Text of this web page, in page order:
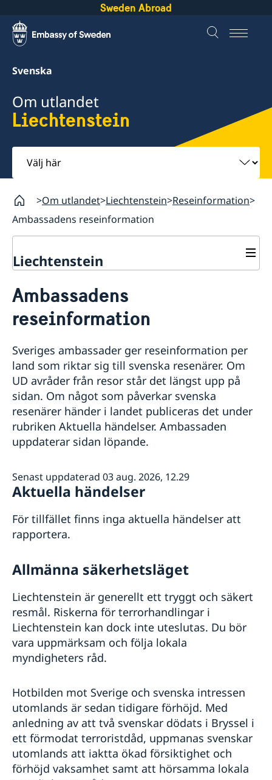
Sweden Abroad
Svenska
Om utlandet
Liechtenstein
Välj
här
Om utlandet Liechtenstein Reseinformation
Ambassadens reseinformation
Liechtenstein
Hjälp till svenskar i Liechtenstein
Rösta i Liechtenstein
Reseinformation
Aktuella händelser
Allmänna säkerhetsläget
Terrorism
Naturförhållanden och katastrofer
In- och utresebestämmelser
Hälso- och sjukvård
Lokala lagar och sedvänjor
Kriminalitet och personlig säkerhet
Resa i landet
Ambassadens
reseinformation
Sveriges ambassader ger reseinformation per
land som riktar sig till svenska resenärer. Om
UD avråder från resor står det längst upp på
sidan. Om något som påverkar svenska
resenärer händer i landet publiceras det under
rubriken Aktuella händelser. Ambassaden
uppdaterar sidan löpande.
Senast uppdaterad 03 aug. 2026, 12.29
Aktuella händelser
För tillfället finns inga aktuella händelser att
rapportera.
Allmänna säkerhetsläget
Liechtenstein är generellt ett tryggt och säkert
resmål. Riskerna för terrorhandlingar i
Liechtenstein kan dock inte uteslutas. Du bör
vara uppmärksam och följa lokala
myndigheters råd.
Hotbilden mot Sverige och svenska intressen
utomlands är sedan tidigare förhöjd. Med
anledning av att två svenskar dödats i Bryssel i
ett förmodat terroristdåd, uppmanas svenskar
utomlands att iaktta ökad försiktighet och
förhöjd vaksamhet samt att hörsamma lokala